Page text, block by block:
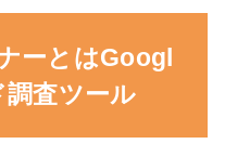
ーとはGoogl
査ツール